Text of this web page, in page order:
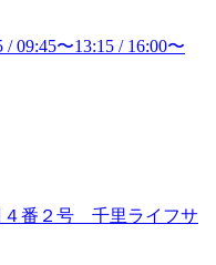
/09:45〜13:15 / 16:00〜
４番２号 千里ライフサ